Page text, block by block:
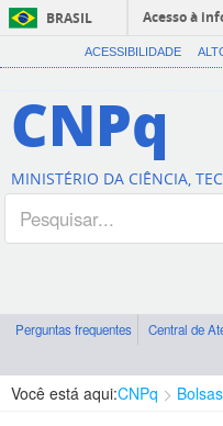
BRASIL
Acesso à
ACESSIBILIDADE
CNPq
MINISTÉRIO DA CIÊNCIA,
Perguntas frequentes Central de
Você está aqui:CNPq